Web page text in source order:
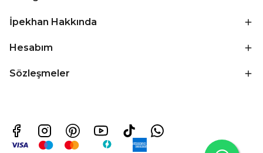
İpekhan Hakkında
Hesabım
Sözleşmeler